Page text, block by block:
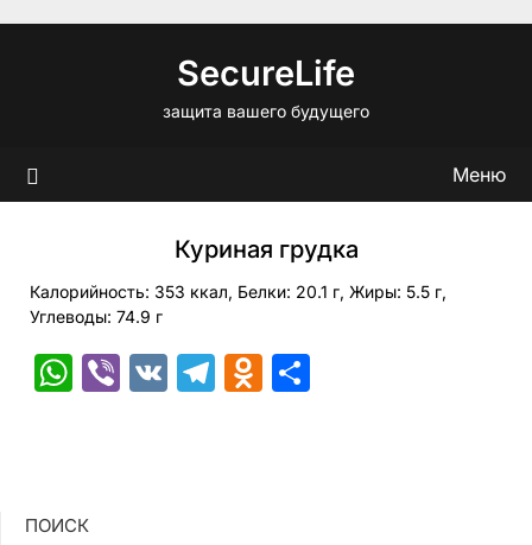
SecureLife
защита вашего будущего
Меню
Куриная грудка
Калорийность: 353 ккал, Белки: 20.1 г, Жиры: 5.5 г,
Углеводы: 74.9 г
WhatsApp
Viber
VK Telegram
Odnoklassniki
ПОИСК